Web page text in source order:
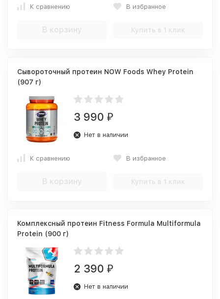
К сравнению В избранное
В корзину Купить в 1 клик
Сывороточный протеин NOW Foods Whey Protein
(907 г)
3 990 ₽
Нет в наличии
К сравнению В избранное
В корзину Купить в 1 клик
Комплексный протеин Fitness Formula Multiformula
Protein (900 г)
2 390 ₽
Нет в наличии